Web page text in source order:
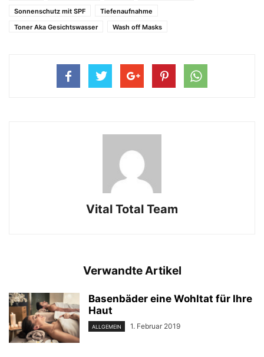
Sonnenschutz mit SPF
Tiefenaufnahme
Toner Aka Gesichtswasser
Wash off Masks
Vital Total Team
Verwandte Artikel
Basenbäder eine Wohltat für Ihre
Haut
ALLGEMEIN 1. Februar 2019